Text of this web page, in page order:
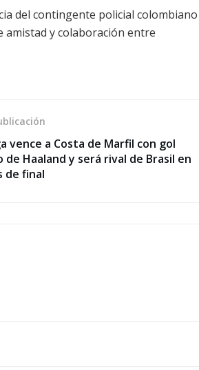
del contingente policial colombiano
amistad y colaboración entre
vence a Costa de Marfil con gol
de Haaland y será rival de Brasil en
de final